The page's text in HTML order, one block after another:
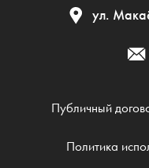
ул.
Публичный
Политика